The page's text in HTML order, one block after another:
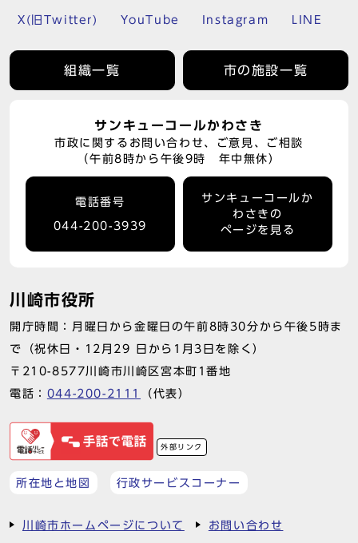
X(旧Twitter) YouTube Instagram LINE
組織一覧 市の施設一覧
サンキューコールかわさき
市政に関するお問い合わせ、ご意見、ご相談
（午前8時から午後9時 年中無休）
電話番号
044-200-3939
サンキューコールか
わさきの
ページを見る
川崎市役所
開庁時間：月曜日から金曜日の午前8時30分から午後5時ま
で（祝休日・12月29 日から1月3日を除く）
〒210-8577川崎市川崎区宮本町1番地
電話： 044-200-2111 （代表）
外部リンク
所在地と地図 行政サービスコーナー
川崎市ホームページについて お問い合わせ